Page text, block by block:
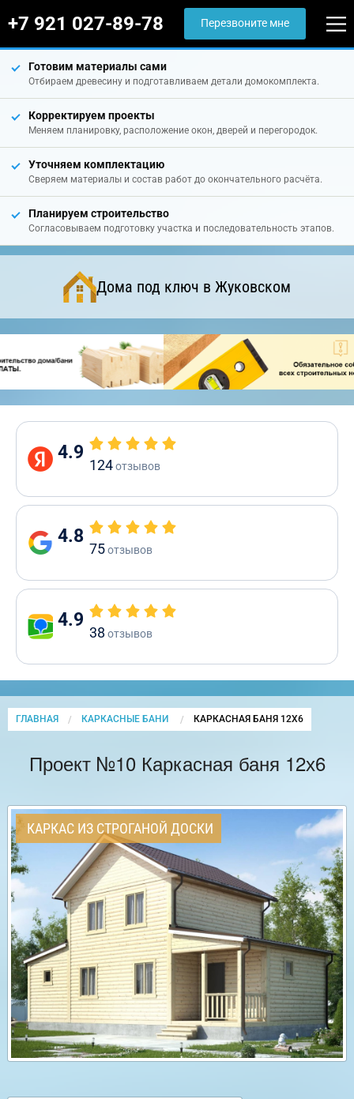
+7 921 027-89-78 Перезвоните мне
Готовим материалы сами
Отбираем древесину и подготавливаем детали домокомплекта.
Корректируем проекты
Меняем планировку, расположение окон, дверей и перегородок.
Уточняем комплектацию
Сверяем материалы и состав работ до окончательного расчёта.
Планируем строительство
Согласовываем подготовку участка и последовательность этапов.
Дома под ключ в Жуковском
4.9
124отзывов
4.8
75отзывов
4.9
38 отзывов
ГЛАВНАЯ КАРКАСНЫЕ БАНИ CURRENT:
КАРКАСНАЯ БАНЯ 12Х6
Проект №10 Каркасная баня 12х6
КАРКАС ИЗ СТРОГАНОЙ ДОСКИ